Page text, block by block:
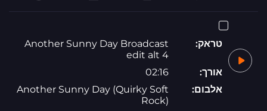
טראק:
Another Sunny Day Broadcast
edit alt 4
אורך:
02:16
אלבום:
Another Sunny Day (Quirky Soft
Rock)